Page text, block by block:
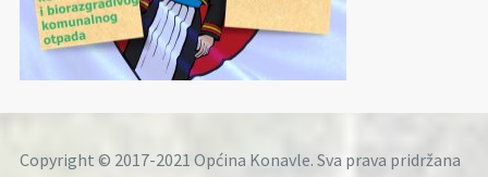
Copyright © 2017-2021 Općina Konavle. Sva prava pridržana